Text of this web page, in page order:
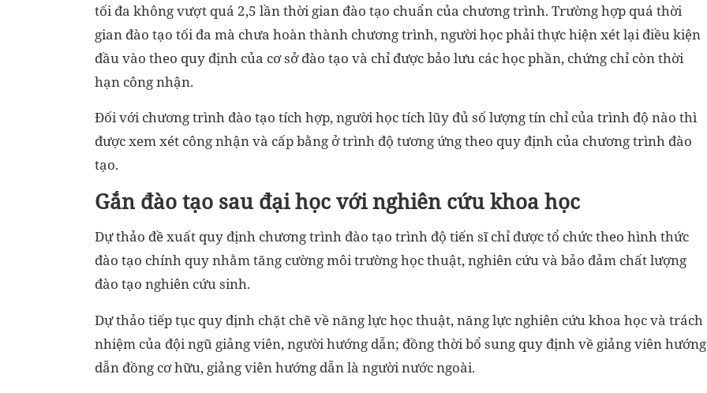
tối đa không vượt quá 2,5 lần thời gian đào tạo chuẩn của chương trình. Trường hợp quá thời
gian đào tạo tối đa mà chưa hoàn thành chương trình, người học phải thực hiện xét lại điều kiện
đầu vào theo quy định của cơ sở đào tạo và chỉ được bảo lưu các học phần, chứng chỉ còn thời
hạn công nhận.
Đối với chương trình đào tạo tích hợp, người học tích lũy đủ số lượng tín chỉ của trình độ nào thì
được xem xét công nhận và cấp bằng ở trình độ tương ứng theo quy định của chương trình đào
tạo.
Gắn đào tạo sau đại học với nghiên cứu khoa học
Dự thảo đề xuất quy định chương trình đào tạo trình độ tiến sĩ chỉ được tổ chức theo hình thức
đào tạo chính quy nhằm tăng cường môi trường học thuật, nghiên cứu và bảo đảm chất lượng
đào tạo nghiên cứu sinh.
Dự thảo tiếp tục quy định chặt chẽ về năng lực học thuật, năng lực nghiên cứu khoa học và trách
nhiệm của đội ngũ giảng viên, người hướng dẫn; đồng thời bổ sung quy định về giảng viên hướng
dẫn đồng cơ hữu, giảng viên hướng dẫn là người nước ngoài.